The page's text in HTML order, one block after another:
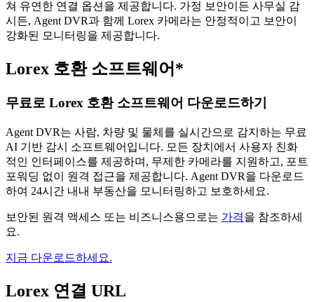
쳐 유연한 연결 옵션을 제공합니다. 가정 보안이든 사무실 감
시든, Agent DVR과 함께 Lorex 카메라는 안정적이고 보안이
강화된 모니터링을 제공합니다.
Lorex 호환 소프트웨어*
무료로 Lorex 호환 소프트웨어 다운로드하기
Agent DVR는 사람, 차량 및 물체를 실시간으로 감지하는 무료
AI 기반 감시 소프트웨어입니다. 모든 장치에서 사용자 친화
적인 인터페이스를 제공하며, 무제한 카메라를 지원하고, 포트
포워딩 없이 원격 접근을 제공합니다. Agent DVR을 다운로드
하여 24시간 내내 부동산을 모니터링하고 보호하세요.
보안된 원격 액세스 또는 비즈니스용으로는 가격을 참조하세
요.
지금 다운로드하세요.
Lorex 연결 URL